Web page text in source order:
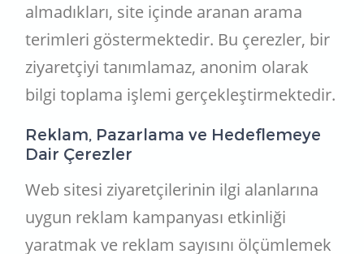
almadıkları, site içinde aranan arama
terimleri göstermektedir. Bu çerezler, bir
ziyaretçiyi tanımlamaz, anonim olarak
bilgi toplama işlemi gerçekleştirmektedir.
Reklam, Pazarlama ve Hedeflemeye
Dair Çerezler
Web sitesi ziyaretçilerinin ilgi alanlarına
uygun reklam kampanyası etkinliği
yaratmak ve reklam sayısını ölçümlemek